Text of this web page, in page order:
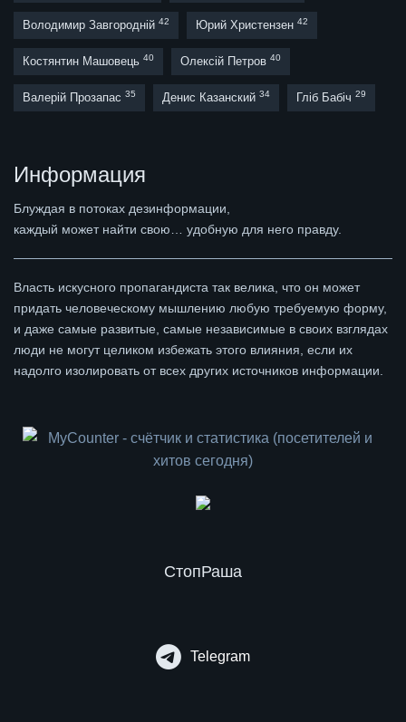
Володимир Завгородній 42 Юрий Христензен 42
Костянтин Машовець 40 Олексій Петров 40
Валерій Прозапас 35 Денис Казанский 34 Гліб Бабіч 29
Информация
Блуждая в потоках дезинформации,
каждый может найти свою… удобную для него правду.
Власть искусного пропагандиста так велика, что он может
придать человеческому мышлению любую требуемую форму,
и даже самые развитые, самые независимые в своих взглядах
люди не могут целиком избежать этого влияния, если их
надолго изолировать от всех других источников информации.
СтопРаша
Telegram